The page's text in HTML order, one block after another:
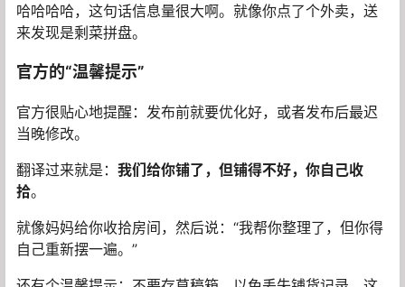
哈哈哈哈，这句话信息量很大啊。就像你点了个外卖，送
来发现是剩菜拼盘。
官方的“温馨提示”
官方很贴心地提醒：发布前就要优化好，或者发布后最迟
当晚修改。
翻译过来就是： 我们给你铺了，但铺得不好，你自己收
拾。
就像妈妈给你收拾房间，然后说：“我帮你整理了，但你得
自己重新摆一遍。”